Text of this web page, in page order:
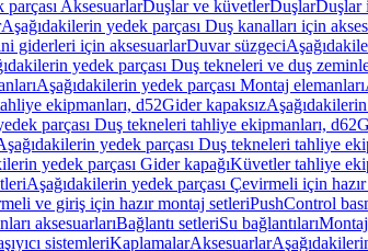
AksesuarlarDuşlar ve küvetlerDuşlarDuşlar
Aşağıdakilerin yedek parçası Duş kanalları için
giderleri için aksesuarlarDuvar süzgeci
yedek parçası Duş tekneleri ve duş
Aşağıdakilerin yedek parçası Montaj elemanları
ekipmanları, d52Gider kapaksız
parçası Duş tekneleri tahliye ekipmanları, d62
yedek parçası Duş tekneleri tahliye
yedek parçası Gider kapağıKüvetler tahliye
Aşağıdakilerin yedek parçası Çevirmeli için
ve giriş için hazır montaj setleriPushControl
aksesuarlarıBağlantı setleriSu bağlantıları
sistemleriKaplamalarAksesuarlar